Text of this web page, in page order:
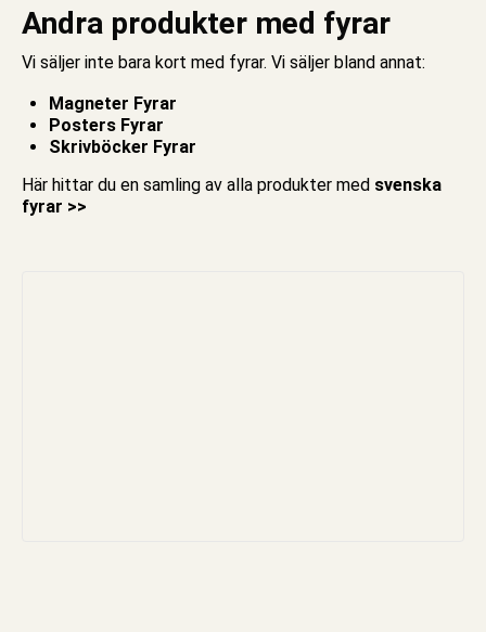
Andra produkter med fyrar
Vi säljer inte bara kort med fyrar. Vi säljer bland annat:
Magneter Fyrar
Posters Fyrar
Skrivböcker Fyrar
Här hittar du en samling av alla produkter med svenska
fyrar >>